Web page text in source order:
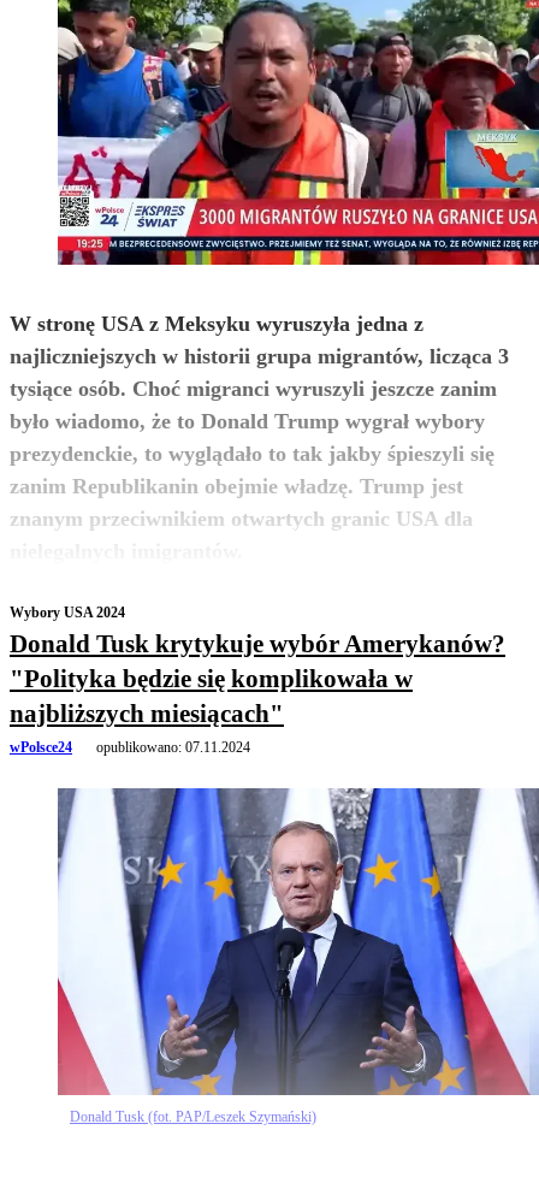
W stronę USA z Meksyku wyruszyła jedna z
najliczniejszych w historii grupa migrantów, licząca 3
tysiące osób. Choć migranci wyruszyli jeszcze zanim
było wiadomo, że to Donald Trump wygrał wybory
prezydenckie, to wyglądało to tak jakby śpieszyli się
zanim Republikanin obejmie władzę. Trump jest
znanym przeciwnikiem otwartych granic USA dla
zobacz więcej
Wybory USA 2024
Donald Tusk krytykuje wybór Amerykanów?
"Polityka będzie się komplikowała w
najbliższych miesiącach"
wPolsce24 opublikowano: 07.11.2024
Donald Tusk (fot. PAP/Leszek Szymański)